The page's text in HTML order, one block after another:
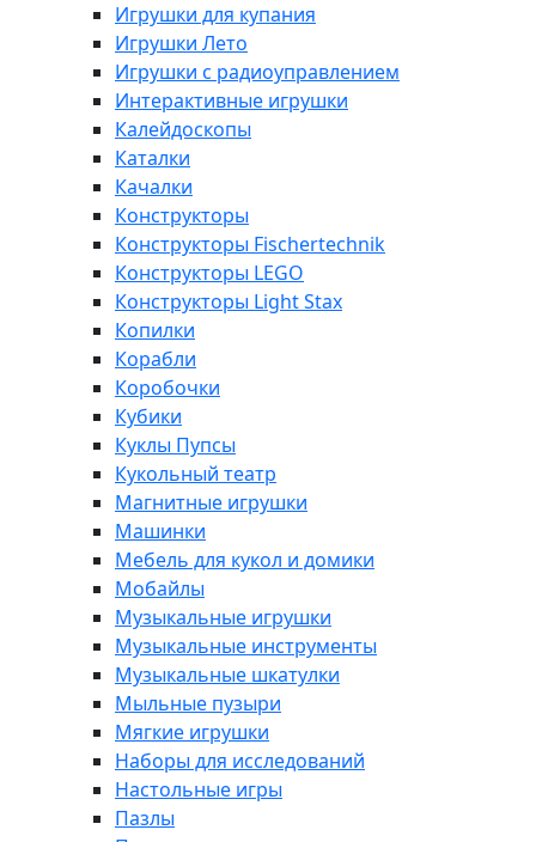
Игрушки для купания
Игрушки Лето
Игрушки с радиоуправлением
Интерактивные игрушки
Калейдоскопы
Каталки
Качалки
Конструкторы
Конструкторы Fisсhertechnik
Конструкторы LEGO
Конструкторы Light Stax
Копилки
Корабли
Коробочки
Кубики
Куклы Пупсы
Кукольный театр
Магнитные игрушки
Машинки
Мебель для кукол и домики
Мобайлы
Музыкальные игрушки
Музыкальные инструменты
Музыкальные шкатулки
Мыльные пузыри
Мягкие игрушки
Наборы для исследований
Настольные игры
Пазлы